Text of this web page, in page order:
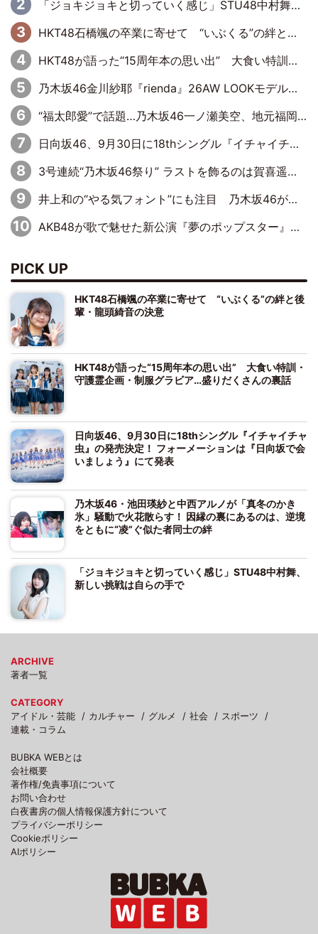
「ジョキジョキと切っていく感じ」STU48中村舞、新しい挑戦は自らの手で
HKT48石橋颯の卒業に寄せて “いぶくる”の絆と後輩・龍頭綺音の決意
HKT48が語った“15周年本の思い出” 大食い特訓・守護霊企画・制服グラビア…盛りだくさんの裏話
乃木坂46金川紗耶『rienda』26AW LOOKモデルに就任
“福太郎愛”で話題…乃木坂46一ノ瀬美空、地元福岡『めんべい25周年トップサポーター』に就任
日向坂46、9月30日に18thシングル『イチャイチャ虫』の発売決定！ フォーメーションは『日向坂で会いましょう』にて発表
3号連続“乃木坂46祭り” ラストを飾るのは賀喜遥香…5年ぶりの登場に「5年分大人になった私を見ていただけたら」
井上和の“やる気フォント”にも注目 乃木坂46が挑んだ書道パフォーマンスの舞台裏
AKB48が歌で魅せた新公演『夢のポップスター』 初日から全身全霊のステージ
PICK UP
HKT48石橋颯の卒業に寄せて “いぶくる”の絆と後
輩・龍頭綺音の決意
HKT48が語った“15周年本の思い出” 大食い特訓・
守護霊企画・制服グラビア…盛りだくさんの裏話
日向坂46、9月30日に18thシングル『イチャイチャ
虫』の発売決定！ フォーメーションは『日向坂で会
いましょう』にて発表
乃木坂46・池田瑛紗と中西アルノが「真冬のかき
氷」騒動で火花散らす！ 因縁の裏にあるのは、逆境
をともに“凌”ぐ似た者同士の絆
「ジョキジョキと切っていく感じ」STU48中村舞、
新しい挑戦は自らの手で
ARCHIVE
著者一覧
CATEGORY
アイドル・芸能
カルチャー グルメ 社会
スポーツ
連載・コラム
BUBKA WEBとは
会社概要
著作権/免責事項について
お問い合わせ
白夜書房の個人情報保護方針について
プライバシーポリシー
Cookieポリシー
AIポリシー